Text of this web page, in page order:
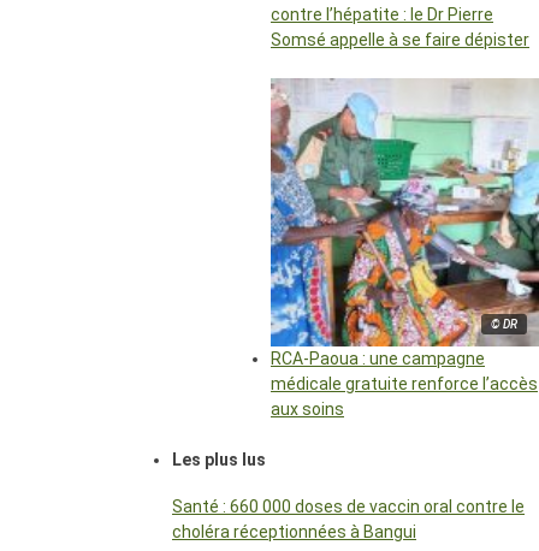
contre l’hépatite : le Dr Pierre
Somsé appelle à se faire dépister
© DR
RCA-Paoua : une campagne
médicale gratuite renforce l’accès
aux soins
Les plus lus
Santé : 660 000 doses de vaccin oral contre le
choléra réceptionnées à Bangui